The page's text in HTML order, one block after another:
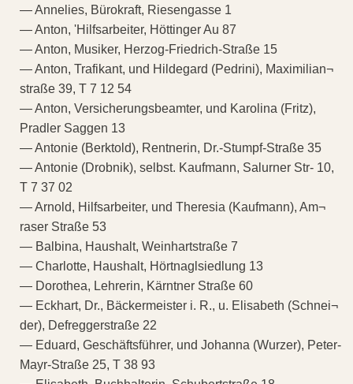
— Annelies, Bürokraft, Riesengasse 1
— Anton, 'Hilfsarbeiter, Höttinger Au 87
— Anton, Musiker, Herzog-Friedrich-Straße 15
— Anton, Trafikant, und Hildegard (Pedrini), Maximilian¬
straße 39, T 7 12 54
— Anton, Versicherungsbeamter, und Karolina (Fritz),
Pradler Saggen 13
— Antonie (Berktold), Rentnerin, Dr.-Stumpf-Straße 35
— Antonie (Drobnik), selbst. Kaufmann, Salurner Str- 10,
T 7 37 02
— Arnold, Hilfsarbeiter, und Theresia (Kaufmann), Am¬
raser Straße 53
— Balbina, Haushalt, Weinhartstraße 7
— Charlotte, Haushalt, Hörtnaglsiedlung 13
— Dorothea, Lehrerin, Kärntner Straße 60
— Eckhart, Dr., Bäckermeister i. R., u. Elisabeth (Schnei¬
der), Defreggerstraße 22
— Eduard, Geschäftsführer, und Johanna (Wurzer), Peter-
Mayr-Straße 25, T 38 93